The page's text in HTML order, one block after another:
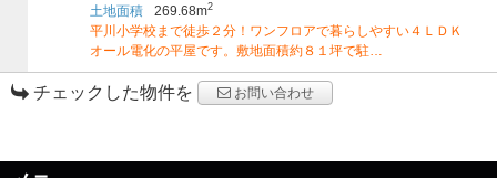
土地面積 269.68m2
平川小学校まで徒歩２分！ワンフロアで暮らしやすい４ＬＤＫ
オール電化の平屋です。敷地面積約８１坪で駐…
チェックした物件を お問い合わせ